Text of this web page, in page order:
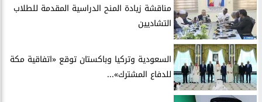
مناقشة زيادة المنح الدراسية المقدمة للطلاب
التشاديين
السعودية وتركيا وباكستان توقع «اتفاقية مكة
للدفاع المشترك»...